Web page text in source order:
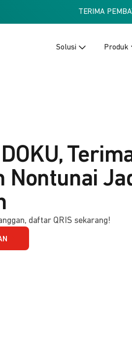
TERIMA
Solusi Produk
Nontunai
daftar QRIS sekarang!